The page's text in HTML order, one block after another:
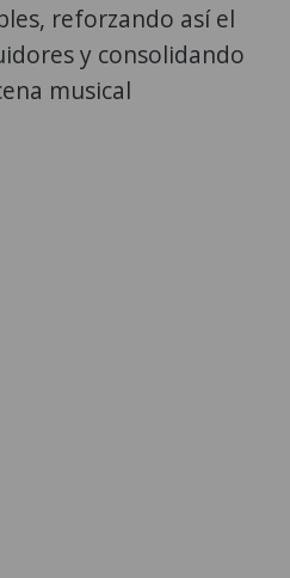
reforzando así el
y consolidando
musical